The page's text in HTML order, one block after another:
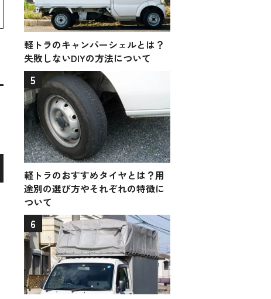
軽トラのキャンパーシェルとは？
失敗しないDIYの方法について
5
軽トラのおすすめタイヤとは？用
途別の選び方やそれぞれの特徴に
ついて
6